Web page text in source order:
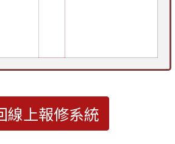
線上報修系統